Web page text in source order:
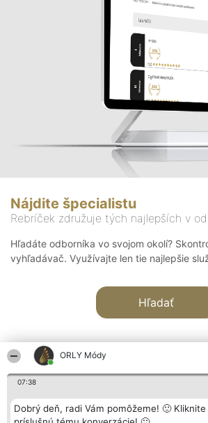
ORLY Módy
07:38
Dobrý deň, radi Vám pomôžeme! 🙂 Kliknite
Nájdite špecialistu
Rebríček združuje tých najlepších v
Hľadáte odborníka vo svojom okolí?
vyhľadávač. Využívajte len tie najlepšie
Hľadať
Organizátor hodnotenia
Bright Side Solutions sp. z o.
Hodnotenie
Laureáti